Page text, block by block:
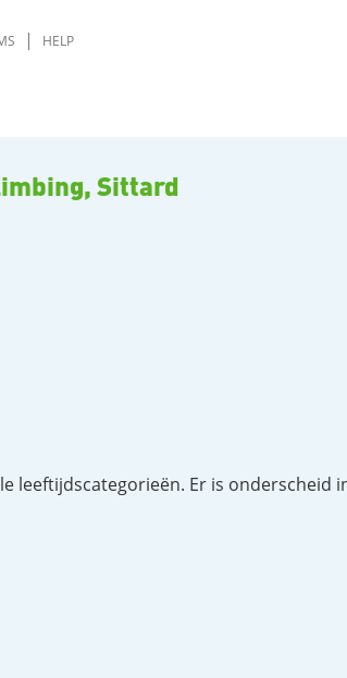
HELP
Sittard
leeftijdscategorieën. Er is onderscheid